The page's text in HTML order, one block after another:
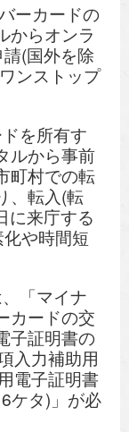
ーカードの
からオンラ
(国外を除
ンストップ
を所有す
ルから事前
町村での転
、転入(転
に来庁する
や時間短
「マイナ
カードの交
子証明書の
入力補助用
電子証明書
ケタ)」が必